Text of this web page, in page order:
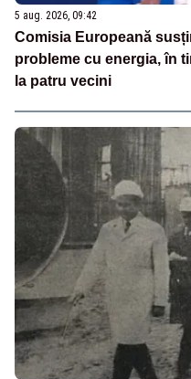
5 aug. 2026, 09:42
Comisia Europeană
probleme cu energia, în
la patru vecini